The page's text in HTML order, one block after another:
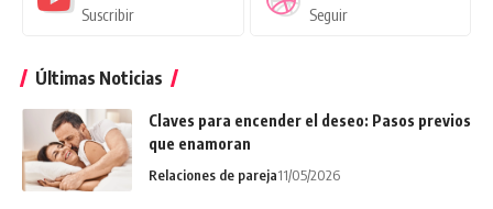
Suscribir Seguir
Últimas Noticias
Claves para encender el deseo: Pasos previos
que enamoran
Relaciones de pareja11/05/2026